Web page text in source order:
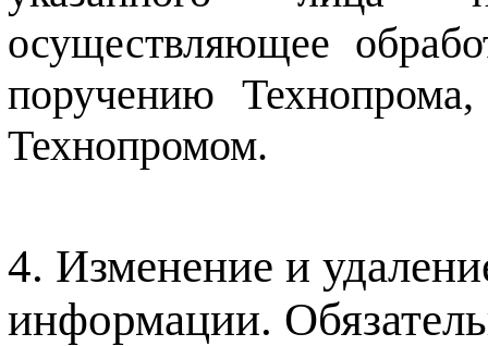
осуществляющее
поручению Технопрома,
Технопромом.
Изменение и
информации.